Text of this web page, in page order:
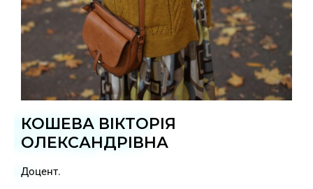
КОШЕВА ВІКТОРІЯ
ОЛЕКСАНДРІВНА
Доцент.